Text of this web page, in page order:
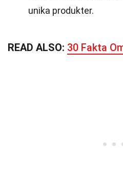
unika produkter.
READ ALSO: 30 Fakta